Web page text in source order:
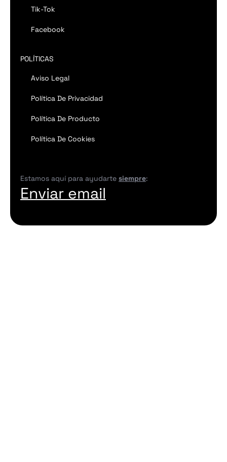
Tik-Tok
Facebook
POLÍTICAS
Aviso Legal
Política De Privacidad
Política De Producto
Política De Cookies
Estamos aquí para ayudarte siempre:
Enviar email